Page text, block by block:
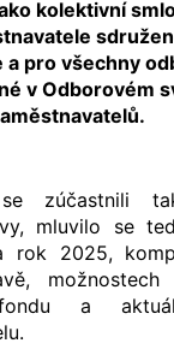
kolektivní
a pro všechny
v Odborovém
zúčastnili
mluvilo se
rok 2025,
fondu a